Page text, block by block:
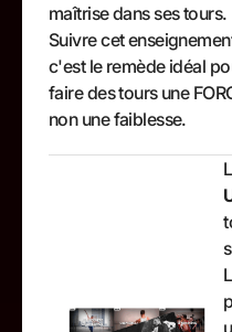
maîtrise dans ses tours.
Suivre cet
c'est le remède idéal
faire des tours une
non une faiblesse.